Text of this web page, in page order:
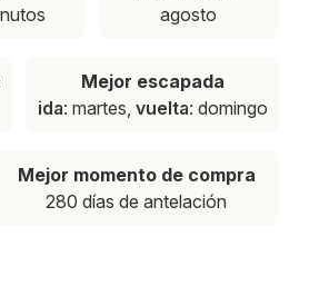
agosto
Mejor escapada
ida: martes, vuelta: domingo
Mejor momento de compra
280 días de antelación